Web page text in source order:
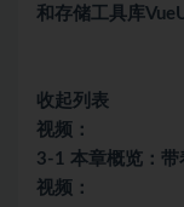
和存储工具库
收起列表
视频：
3-1 本章概览：带
视频：